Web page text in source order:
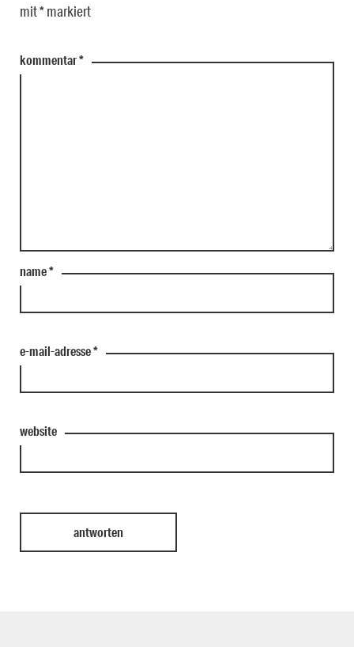
mit*markiert
kommentar*
name*
e-mail-adresse*
website